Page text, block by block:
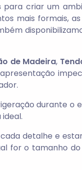
para criar um
mais formais, as
de Madeira,
durante o
detalhe e
for o tamanho